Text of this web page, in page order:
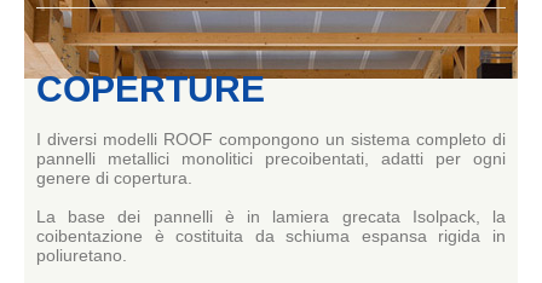
COPERTURE
I diversi modelli ROOF compongono un sistema completo di
pannelli metallici monolitici precoibentati, adatti per ogni
genere di copertura.
La base dei pannelli è in lamiera grecata Isolpack, la
coibentazione è costituita da schiuma espansa rigida in
poliuretano.